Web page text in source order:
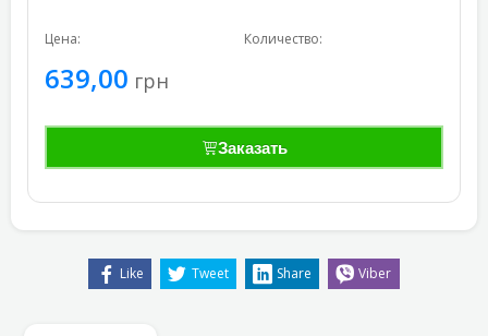
Цена:
639,00 грн
Количество:
Заказать
Like Tweet Share Viber